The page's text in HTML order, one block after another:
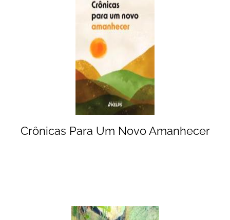
Crônicas Para Um Novo Amanhecer